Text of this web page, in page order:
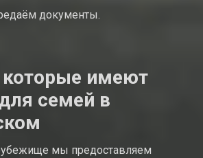
документы.
которые имеют
семей в
мы предоставляем